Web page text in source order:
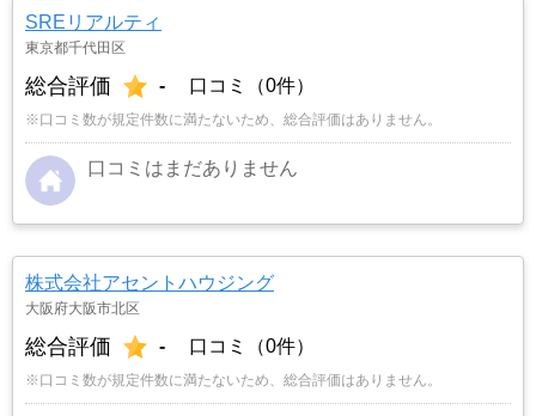
SREリアルティ
東京都千代田区
総合評価 - 口コミ（0件）
※口コミ数が規定件数に満たないため、総合評価はありません。
口コミはまだありません
株式会社アセントハウジング
大阪府大阪市北区
総合評価 - 口コミ（0件）
※口コミ数が規定件数に満たないため、総合評価はありません。